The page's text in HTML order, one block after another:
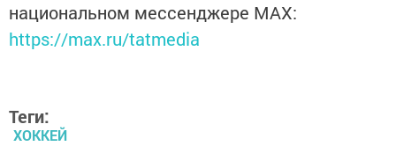
национальном мессенджере MАХ:
https://max.ru/tatmedia
Теги:
ХОККЕЙ